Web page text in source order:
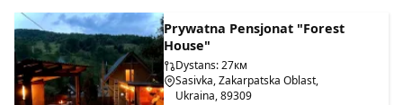
Prywatna Pensjonat "Forest
House"
Dystans: 27км
Sasivka, Zakarpatska Oblast,
Ukraina, 89309